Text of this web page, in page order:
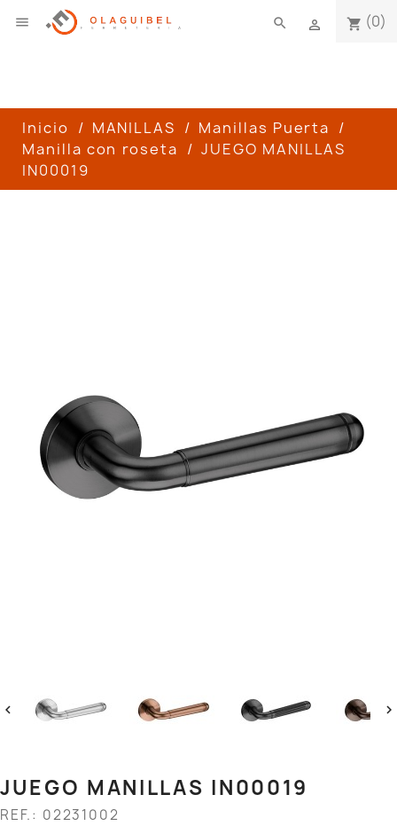
 shopping_cart (0)

search
Inicio MANILLAS
Manillas Puerta
Manilla con roseta
JUEGO MANILLAS
IN00019
 
JUEGO MANILLAS IN00019
REF.: 02231002